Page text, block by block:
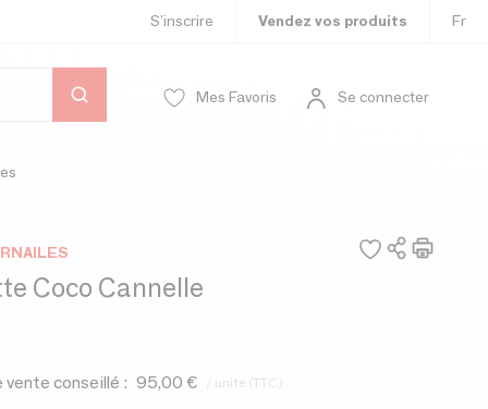
S’inscrire Vendez vos produits Fr
Mes Favoris Se connecter
Coco Cannelle
vente conseillé : 95,00 € / unité (TTC)